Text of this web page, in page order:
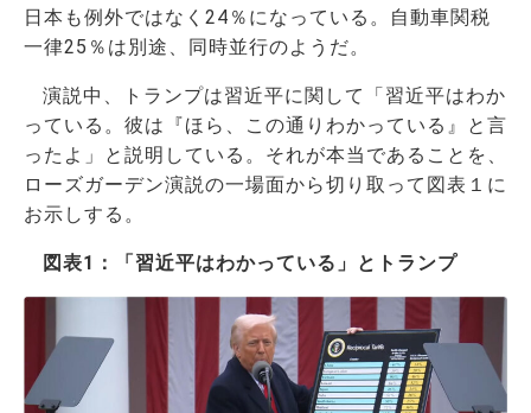
日本も例外ではなく24％になっている。自動車関税
一律25％は別途、同時並行のようだ。
演説中、トランプは習近平に関して「習近平はわか
っている。彼は『ほら、この通りわかっている』と言
ったよ」と説明している。それが本当であることを、
ローズガーデン演説の一場面から切り取って図表１に
お示しする。
図表1：「習近平はわかっている」とトランプ